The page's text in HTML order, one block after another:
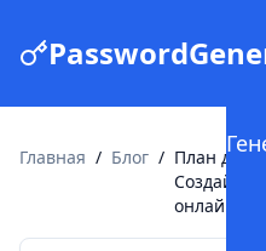
Главная / Блог / План
Создайте
онлайн-